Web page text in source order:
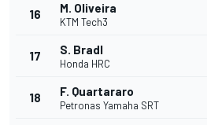
16 M. Oliveira
KTM Tech3
17 S. Bradl
Honda HRC
18 F. Quartararo
Petronas Yamaha SRT